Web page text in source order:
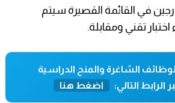
في القائمة القصيرة سيتم
تقني ومقابلة.
الشاغرة والمنح الدراسية
التالي:
اضغط هنا